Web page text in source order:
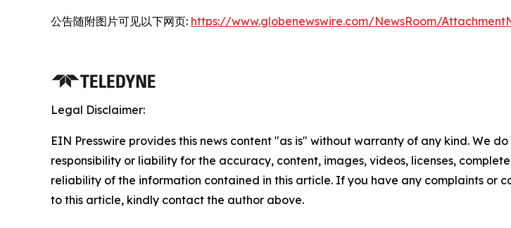
公告随附图片可见以下网页: https://www.globenewswire.com/NewsRoom/
Legal Disclaimer:
EIN Presswire provides this news content "as is" without warranty of any kind. We
responsibility or liability for the accuracy, content, images, videos, licenses,
reliability of the information contained in this article. If you have any complaints or
to this article, kindly contact the author above.